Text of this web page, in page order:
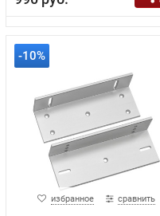
-10%
избранное сравнить